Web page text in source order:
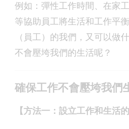
例如：彈性工作時間、在家
等協助員工將生活和工作平
（員工）的我們，又可以做
不會壓垮我們的生活呢？
確保工作不會壓垮我們
【方法一：設立工作和生活的